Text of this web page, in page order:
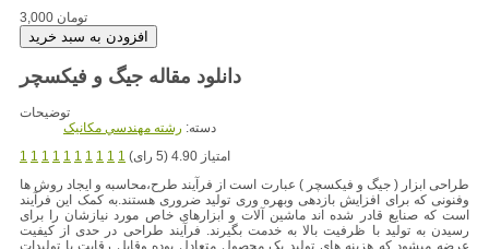
3,000 تومان
دانلود مقاله جیگ و فیکسچر
توضیحات
دسته: رشته مهندسي مکانيک
1 1 1 1 1 1 1 1 1 1
امتیاز 4.90 (5 رای)
طراحی ابزار ( جیگ و فیکسچر ) عبارت است از فرآیند طرح،محاسبه و ایجاد روش ها
وفنونی که برای افزایش بازدهی وبهره وری تولید ضروری هستند.به کمک این فرآیند
است که صنایع قادر شده اند ماشین آلات و ابزارهای خاص مورد نیازشان را برای
رسیدن به تولید با ظرفیت بالا به خدمت بگیرند. فرآیند طراحی در حدی از کیفیت
عرضه میشود که هزینه های تولید یک محصول متعادل بوده وقابل رقابت با تولیدات